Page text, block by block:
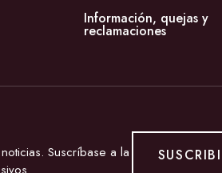
Información, quejas y
reclamaciones
Suscríbase a la